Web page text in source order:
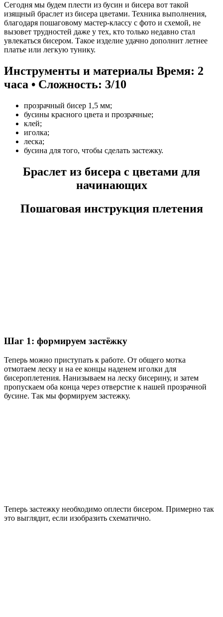
Сегодня мы будем плести из бусин и бисера вот такой
изящный браслет из бисера цветами. Техника выполнения,
благодаря пошаговому мастер-классу с фото и схемой, не
вызовет трудностей даже у тех, кто только недавно стал
увлекаться бисером. Такое изделие удачно дополнит летнее
платье или легкую тунику.
Инструменты и материалы Время: 2
часа • Сложность: 3/10
прозрачный бисер 1,5 мм;
бусины красного цвета и прозрачные;
клей;
иголка;
леска;
бусина для того, чтобы сделать застежку.
Браслет из бисера с цветами для
начинающих
Пошаговая инструкция плетения
Шаг 1: формируем застёжку
Теперь можно приступать к работе. От общего мотка
отмотаем леску и на ее концы наденем иголки для
бисероплетения. Нанизываем на леску бисерину, и затем
пропускаем оба конца через отверстие к нашей прозрачной
бусине. Так мы формируем застежку.
Теперь застежку необходимо оплести бисером. Примерно так
это выглядит, если изобразить схематично.